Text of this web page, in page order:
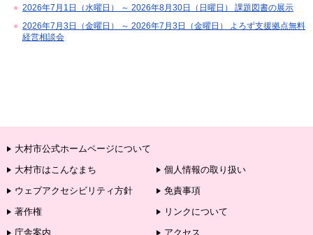
2026年7月1日（水曜日） ～ 2026年8月30日（日曜日） 課題図書の展示
2026年7月3日（金曜日） ～ 2026年7月3日（金曜日） よろず支援拠点無料
経営相談会
大村市公式ホームページについて
大村市はこんなまち
個人情報の取り扱い
ウェブアクセシビリティ方針
免責事項
著作権
リンクについて
庁舎案内
アクセス